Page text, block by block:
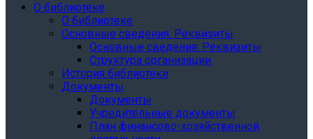
О библиотеке
О библиотеке
Основные сведения. Реквизиты
Основные сведения. Реквизиты
Структура организации
История библиотеки
Документы
Документы
Учредительные документы
План финансово-хозяйственной